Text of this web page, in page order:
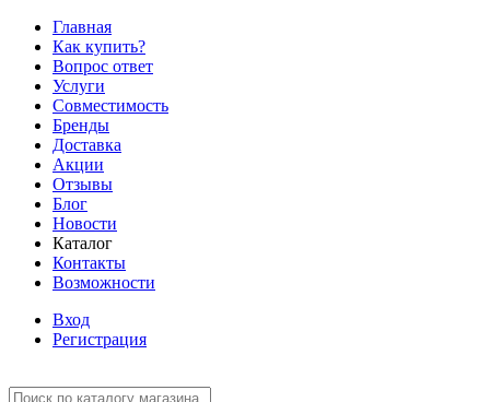
Главная
Как купить?
Вопрос ответ
Услуги
Совместимость
Бренды
Доставка
Акции
Отзывы
Блог
Новости
Каталог
Контакты
Возможности
Вход
Регистрация